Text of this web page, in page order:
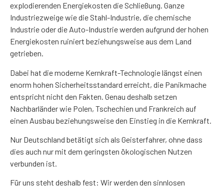
explodierenden Energiekosten die Schließung. Ganze
Industriezweige wie die Stahl-Industrie, die chemische
Industrie oder die Auto-Industrie werden aufgrund der hohen
Energiekosten ruiniert beziehungsweise aus dem Land
getrieben.
Dabei hat die moderne Kernkraft-Technologie längst einen
enorm hohen Sicherheitsstandard erreicht, die Panikmache
entspricht nicht den Fakten. Genau deshalb setzen
Nachbarländer wie Polen, Tschechien und Frankreich auf
einen Ausbau beziehungsweise den Einstieg in die Kernkraft.
Nur Deutschland betätigt sich als Geisterfahrer, ohne dass
dies auch nur mit dem geringsten ökologischen Nutzen
verbunden ist.
Für uns steht deshalb fest: Wir werden den sinnlosen